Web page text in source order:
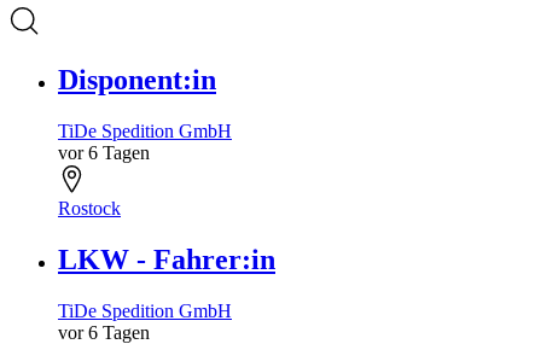
Disponent:in
TiDe Spedition GmbH
vor 6 Tagen
Rostock
LKW - Fahrer:in
TiDe Spedition GmbH
vor 6 Tagen